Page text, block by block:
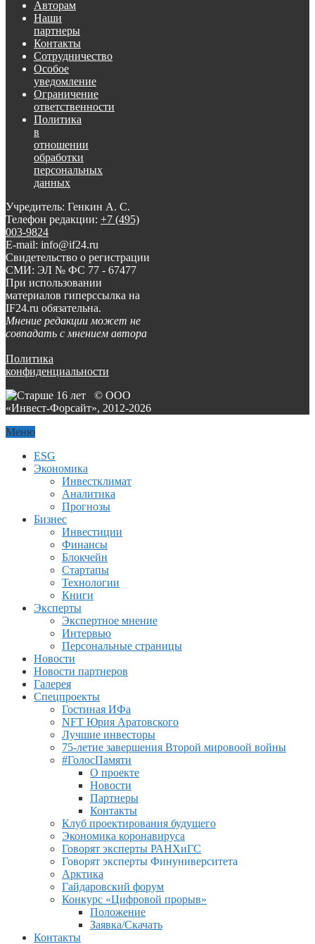
Авторам
Наши
партнеры
Контакты
Сотрудничество
Особое
уведомление
Ограничение
ответственности
Политика
в
отношении
обработки
персональных
данных
Учредитель: Генкин А. С.
Телефон редакции: +7 (495)
003-9824
E-mail: info@if24.ru
Свидетельство о регистрации
СМИ: ЭЛ № ФС 77 - 67477
При использовании
материалов гиперссылка на
IF24.ru обязательна.
Мнение редакции может не
совпадать с мнением автора
Политика
конфиденциальности
© ООО
«Инвест-Форсайт», 2012-2026
Меню
ESG
Экономика
Инвестклимат
Аналитика
Прогнозы
Бизнес
Инвестиции
Финансы
Блокчейн
Стартапы
Технологии
Книги
Эксперты
Экспертное мнение
Интервью
Персональные страницы
Новости
Новости партнеров
Галерея
Спецпроекты
Гостиная ИФа
NFT Юрия Аратовского
Лучшие инвесторы
75-летие завершения Второй мировоой войны
#ГолосПамяти
О проекте
Новости
Партнеры
Контакты
Клуб проектирования будущего
Экономика коронавируса
Говорят эксперты РАНХиГС
Говорят эксперты Финуниверситета
Арктика
Гайдаровский форум
Конкурс «Цифровой прорыв»
Положение
Заявка/Скачать
Контакты